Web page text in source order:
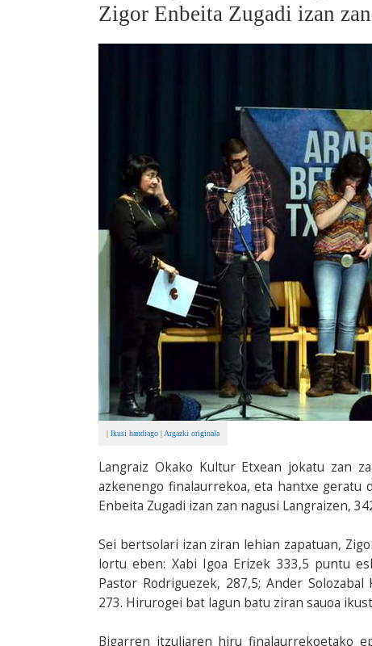
Zigor Enbeita Zugadi izan
| Ikusi handiago | Argazki originala
Langraiz Okako Kultur Etxean jokatu zan
azkenengo finalaurrekoa, eta hantxe geratu
Enbeita Zugadi izan zan nagusi Langraizen,
Sei bertsolari izan ziran lehian zapatuan,
lortu eben: Xabi Igoa Erizek 333,5 puntu
Pastor Rodriguezek, 287,5; Ander
273. Hirurogei bat lagun batu ziran sauoa
Bigarren itzuliaren hiru finalaurrekoetako